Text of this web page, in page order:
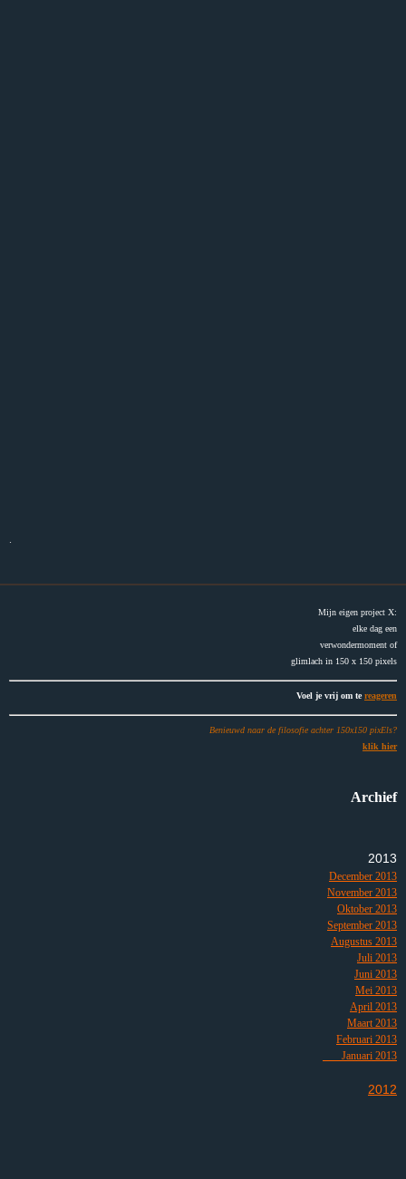
.
Mijn eigen project X:
elke dag een
verwondermoment of
glimlach in 150 x 150 pixels
Voel je vrij om te reageren
Benieuwd naar de filosofie achter 150x150 pixEls?
klik hier
Archief
2013
December 2013
November 2013
Oktober 2013
September 2013
Augustus 2013
Juli 2013
Juni 2013
Mei 2013
April 2013
Maart 2013
Februari 2013
Januari 2013
2012